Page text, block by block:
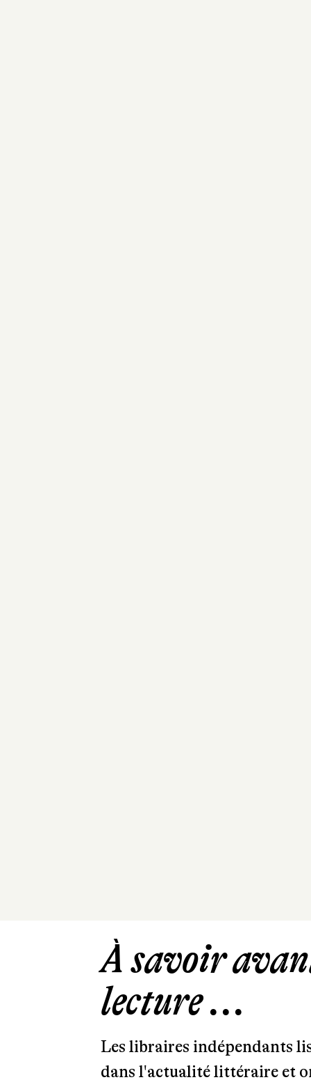
À savoir
lecture ...
Les libraires indépendants
dans l'actualité littéraire et